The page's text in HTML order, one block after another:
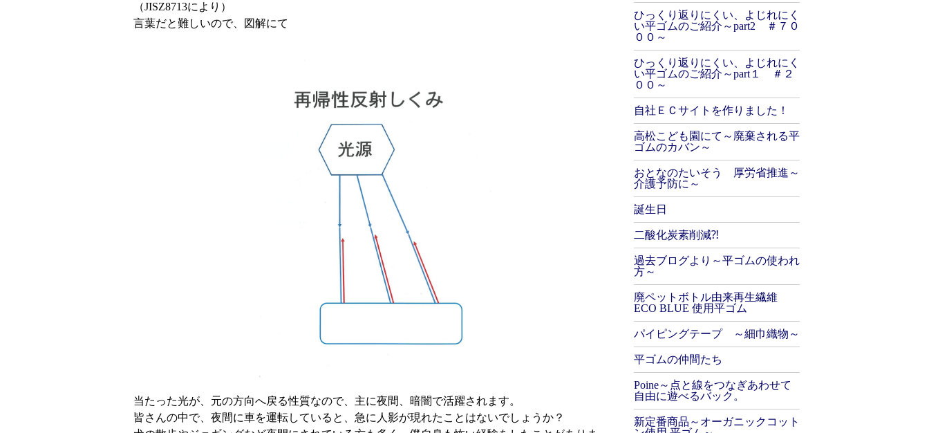
（JISZ8713により）
言葉だと難しいので、図解にて
当たった光が、元の方向へ戻る性質なので、主に夜間、暗闇で活躍されます。
皆さんの中で、夜間に車を運転していると、急に人影が現れたことはないでしょうか？
ひっくり返りにくい、よじれにく
い平ゴムのご紹介～part2 ＃７０
００～
ひっくり返りにくい、よじれにく
い平ゴムのご紹介～part１ ＃２
００～
自社ＥＣサイトを作りました！
高松こども園にて～廃棄される平
ゴムのカバン～
おとなのたいそう 厚労省推進～
介護予防に～
誕生日
二酸化炭素削減⁈
過去ブログより～平ゴムの使われ
方～
廃ペットボトル由来再生繊維
ECO BLUE 使用平ゴム
パイピングテープ ～細巾織物～
平ゴムの仲間たち
Poine～点と線をつなぎあわせて
自由に遊べるバック。
新定番商品～オーガニックコット